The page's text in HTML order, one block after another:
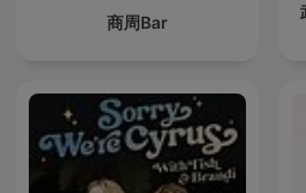
商周Bar